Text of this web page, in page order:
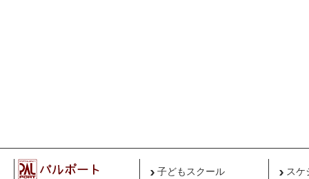
子どもスクール スケ